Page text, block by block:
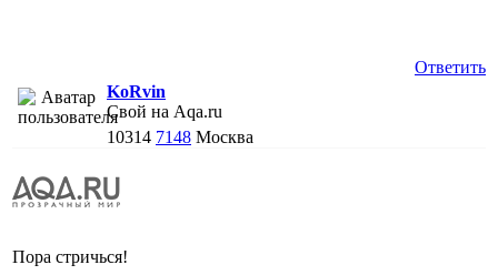
Ответить
KoRvin
Свой на Aqa.ru
10314 7148 Москва
Пора стричься!